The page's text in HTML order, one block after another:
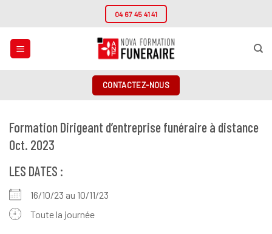
contenu
04 67 45 41 41
CONTACTEZ-NOUS
Formation Dirigeant d’entreprise funéraire à distance
Oct. 2023
LES DATES :
16/10/23 au 10/11/23
Toute la journée